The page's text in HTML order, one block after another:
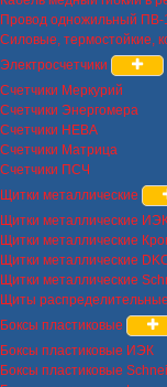
Провод одножильный
Силовые, термостойкие,
Электросчетчики
Счетчики Меркурий
Счетчики Энергомера
Счетчики НЕВА
Счетчики Матрица
Счетчики ПСЧ
Щитки металлические
Щитки металлические
Щитки металлические
Щитки металлические
Щитки металлические
Щиты
Боксы пластиковые
Боксы пластиковые ИЭК
Боксы пластиковые